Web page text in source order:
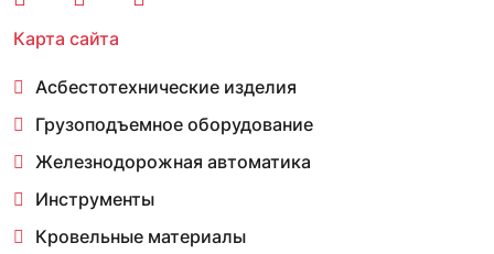
Карта сайта
Асбестотехнические изделия
Грузоподъемное оборудование
Железнодорожная автоматика
Инструменты
Кровельные материалы